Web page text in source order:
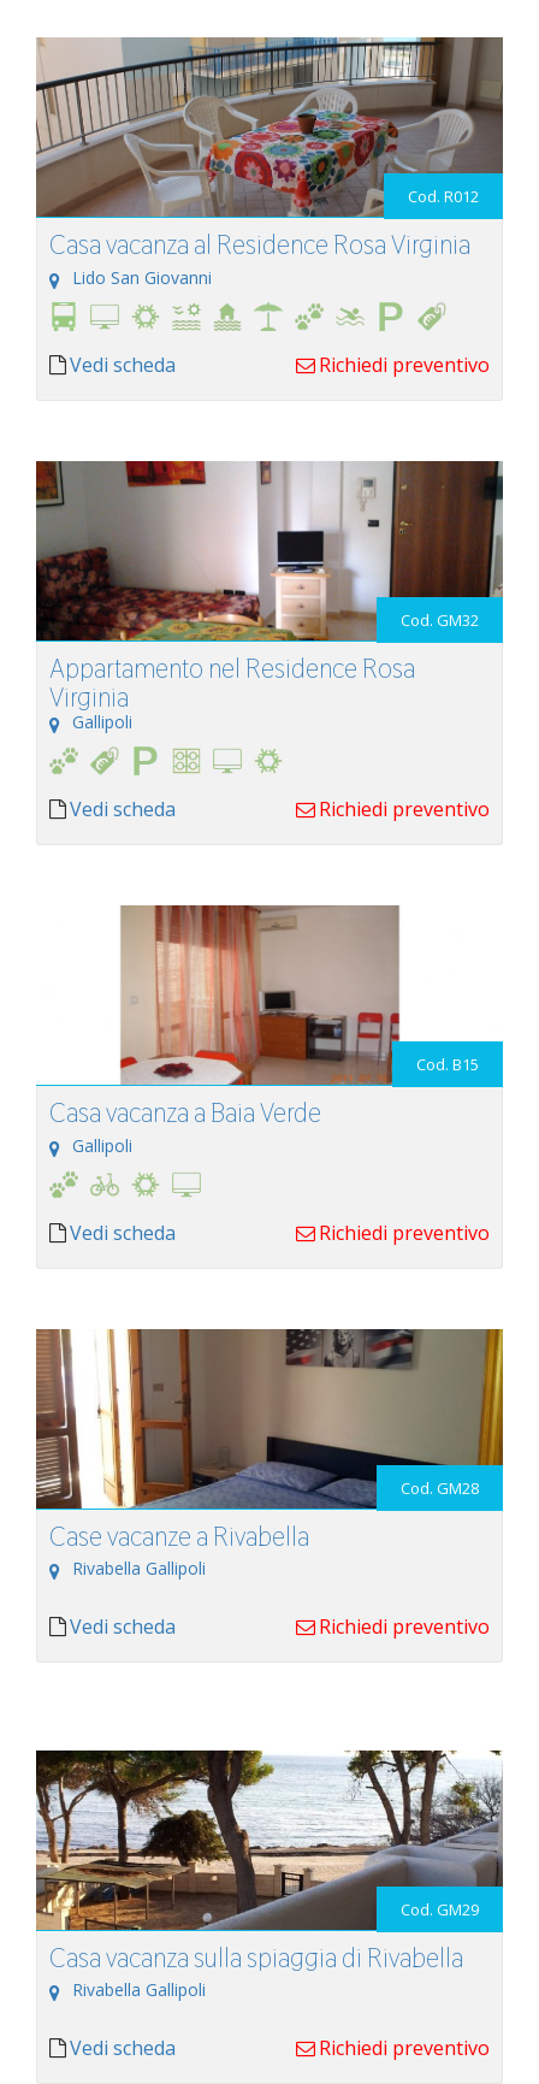
Cod. R012
Casa vacanza al Residence Rosa Virginia
Lido San Giovanni
Vedi scheda Richiedi preventivo
Cod. GM32
Appartamento nel Residence Rosa
Virginia
Gallipoli
Vedi scheda Richiedi preventivo
Cod. B15
Casa vacanza a Baia Verde
Gallipoli
Vedi scheda Richiedi preventivo
Cod. GM28
Case vacanze a Rivabella
Rivabella Gallipoli
Vedi scheda Richiedi preventivo
Cod. GM29
Casa vacanza sulla spiaggia di Rivabella
Rivabella Gallipoli
Vedi scheda Richiedi preventivo